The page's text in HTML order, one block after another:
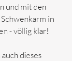
und mit den
in
- völlig klar!
dieses